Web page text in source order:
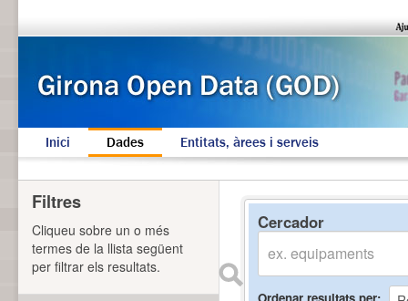
Inici Dades Entitats, àrees i serveis
Cercador
Ordenar resultats per
Filtres
Cliqueu sobre un o més
termes de la llista següent
per filtrar els resultats.